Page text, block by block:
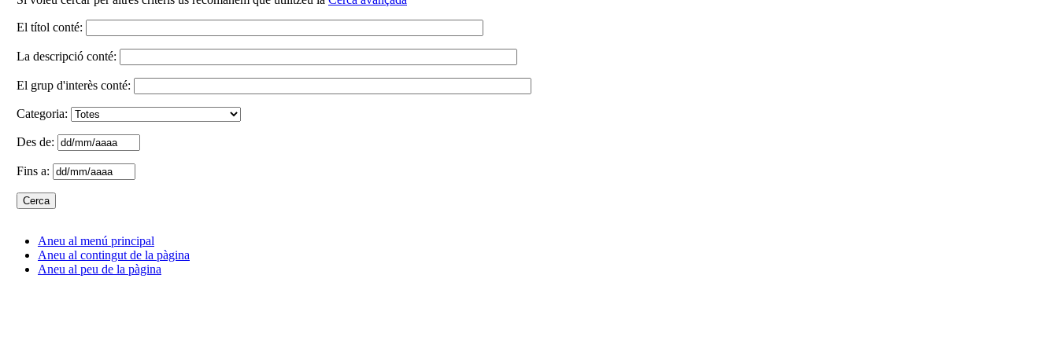
El títol conté:
La descripció conté:
El grup d'interès conté:
Categoria:
Des de:
Fins a:
Aneu al menú principal
Aneu al contingut de la pàgina
Aneu al peu de la pàgina